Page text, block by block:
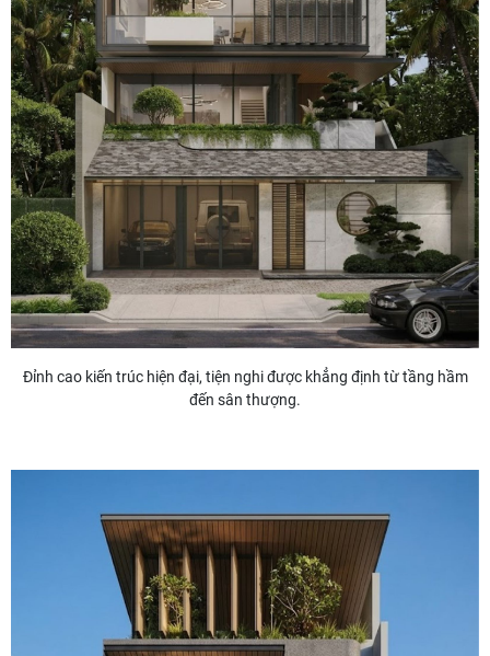
Đỉnh cao kiến trúc hiện đại, tiện nghi được khẳng định từ tầng hầm
đến sân thượng.